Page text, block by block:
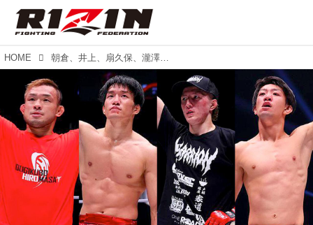
HOME 朝倉、井上、扇久保、瀧澤が準決勝進出！RIZINバンタム級JAPANグランプリ二回戦